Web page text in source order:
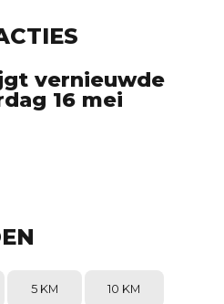
vernieuwde
16 mei
5 KM 10 KM